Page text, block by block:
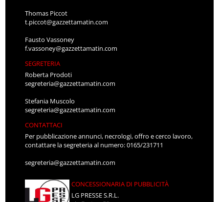
Thomas Piccot
t.piccot@gazzettamatin.com
Fausto Vassoney
f.vassoney@gazzettamatin.com
SEGRETERIA
Roberta Prodoti
segreteria@gazzettamatin.com
Stefania Muscolo
segreteria@gazzettamatin.com
CONTATTACI
Per pubblicazione annunci, necrologi, offro e cerco lavoro,
contattare la segreteria al numero: 0165/231711
segreteria@gazzettamatin.com
CONCESSIONARIA DI PUBBLICITÀ
LG PRESSE S.R.L.